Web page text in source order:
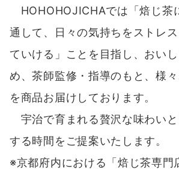
HOHOHOJICHAでは「焙じ茶
通して、日々の気持ちをストレ
ていける」ことを目指し、おい
め、茶師監修・指導のもと、様
を商品お届けしております。
宇治で育まれる贅沢な味わいと
する時間をご提案いたします。
※京都府内における「焙じ茶専門